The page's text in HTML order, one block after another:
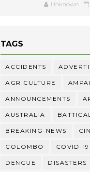
Unknown
TAGS
ACCIDENTS
AGRICULTURE
ANNOUNCEMENTS
AUSTRALIA
BREAKING-NEWS
COLOMBO COVID-19
DENGUE DISASTERS